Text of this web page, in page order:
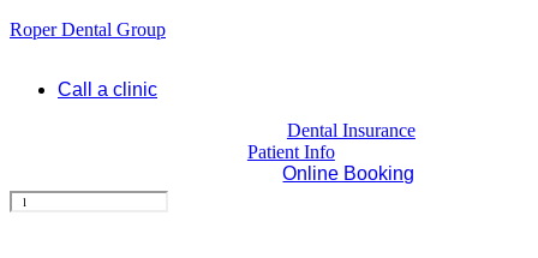
Roper Dental Group
Call a clinic
Dental Insurance
Patient Info
Online Booking